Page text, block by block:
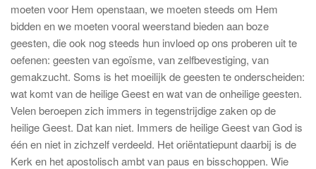
moeten voor Hem openstaan, we moeten steeds om Hem
bidden en we moeten vooral weerstand bieden aan boze
geesten, die ook nog steeds hun invloed op ons proberen uit te
oefenen: geesten van egoïsme, van zelfbevestiging, van
gemakzucht. Soms is het moeilijk de geesten te onderscheiden:
wat komt van de heilige Geest en wat van de onheilige geesten.
Velen beroepen zich immers in tegenstrijdige zaken op de
heilige Geest. Dat kan niet. Immers de heilige Geest van God is
één en niet in zichzelf verdeeld. Het oriëntatiepunt daarbij is de
Kerk en het apostolisch ambt van paus en bisschoppen. Wie